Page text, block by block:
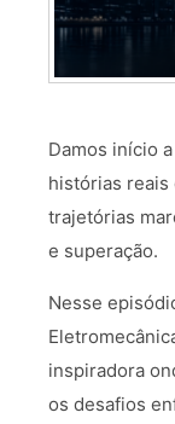
Damos início
histórias
trajetórias
e superação.
Nesse
inspiradora
os desafios